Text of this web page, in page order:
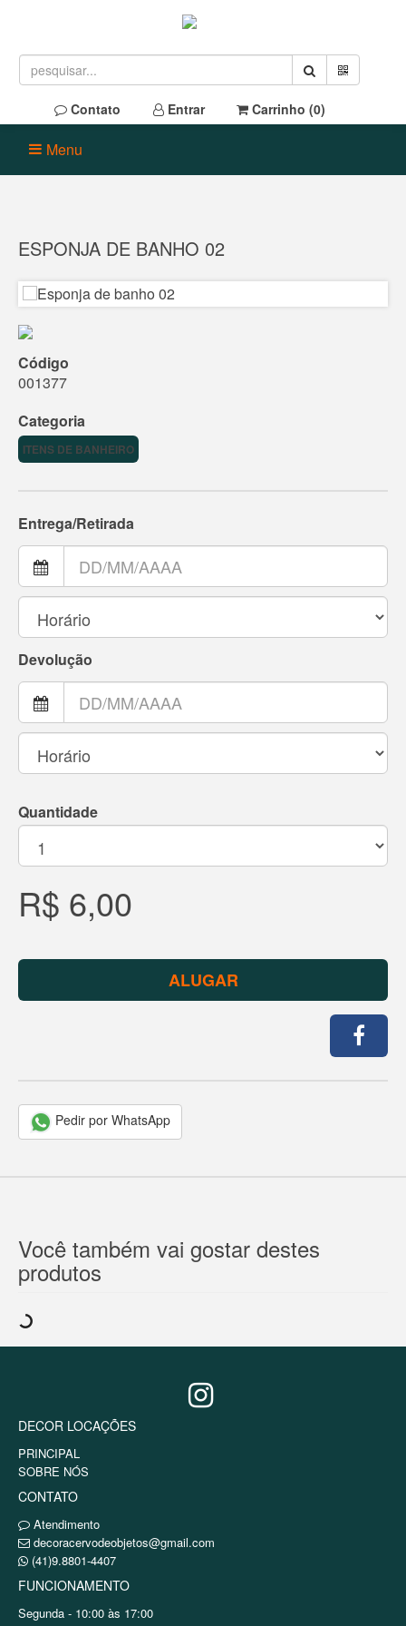
Contato Entrar Carrinho (0)
Menu
ESPONJA DE BANHO 02
Código
001377
Categoria
ITENS DE BANHEIRO
Entrega/Retirada
Devolução
Quantidade
R$ 6,00
ALUGAR
Pedir por WhatsApp
Você também vai gostar destes
produtos
DECOR LOCAÇÕES
PRINCIPAL
SOBRE NÓS
CONTATO
Atendimento
decoracervodeobjetos@gmail.com
(41)9.8801-4407
FUNCIONAMENTO
Segunda - 10:00 às 17:00